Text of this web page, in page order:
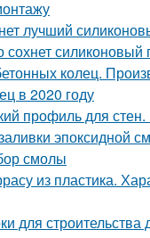
лучший
сохнет силиконовый
колец.
в 2020 году
профиль для
эпоксидной
смолы
из пластика.
для строительства